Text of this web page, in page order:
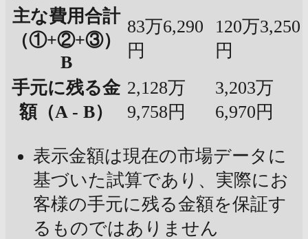
主な費用合計
（①+②+③）
B
83万6,290
円
120万3,250
円
手元に残る金
額（A - B）
2,128万
9,758円
3,203万
6,970円
表示金額は現在の市場データに
基づいた試算であり、実際にお
客様の手元に残る金額を保証す
るものではありません